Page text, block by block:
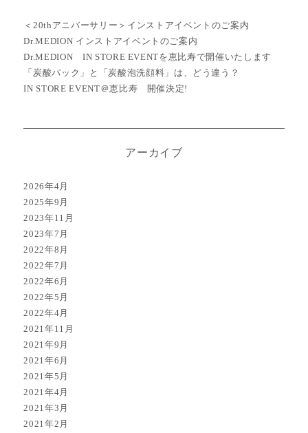
＜20thアニバーサリー＞インストアイベントのご案内
Dr.MEDION インストアイベントのご案内
Dr.MEDION IN STORE EVENTを恵比寿で開催いたします
「炭酸パック」と「炭酸泡洗顔料」は、どう違う？
IN STORE EVENT＠恵比寿 開催決定!
アーカイブ
2026年4月
2025年9月
2023年11月
2023年7月
2022年8月
2022年7月
2022年6月
2022年5月
2022年4月
2021年11月
2021年9月
2021年6月
2021年5月
2021年4月
2021年3月
2021年2月